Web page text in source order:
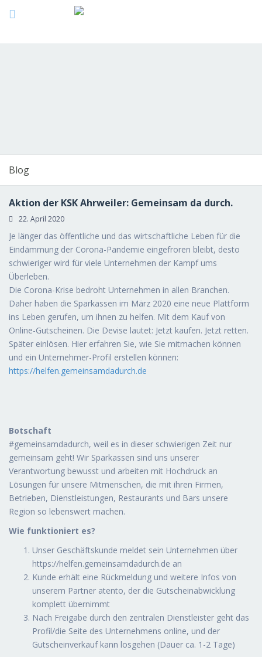
Blog
Aktion der KSK Ahrweiler: Gemeinsam da durch.
22. April 2020
Je länger das öffentliche und das wirtschaftliche Leben für die
Eindämmung der Corona-Pandemie eingefroren bleibt, desto
schwieriger wird für viele Unternehmen der Kampf ums
Überleben.
Die Corona-Krise bedroht Unternehmen in allen Branchen.
Daher haben die Sparkassen im März 2020 eine neue Plattform
ins Leben gerufen, um ihnen zu helfen. Mit dem Kauf von
Online-Gutscheinen. Die Devise lautet: Jetzt kaufen. Jetzt retten.
Später einlösen. Hier erfahren Sie, wie Sie mitmachen können
und ein Unternehmer-Profil erstellen können:
https://helfen.gemeinsamdadurch.de
Botschaft
#gemeinsamdadurch, weil es in dieser schwierigen Zeit nur
gemeinsam geht! Wir Sparkassen sind uns unserer
Verantwortung bewusst und arbeiten mit Hochdruck an
Lösungen für unsere Mitmenschen, die mit ihren Firmen,
Betrieben, Dienstleistungen, Restaurants und Bars unsere
Region so lebenswert machen.
Wie funktioniert es?
Unser Geschäftskunde meldet sein Unternehmen über
https://helfen.gemeinsamdadurch.de an
Kunde erhält eine Rückmeldung und weitere Infos von
unserem Partner atento, der die Gutscheinabwicklung
komplett übernimmt
Nach Freigabe durch den zentralen Dienstleister geht das
Profil/die Seite des Unternehmens online, und der
Gutscheinverkauf kann losgehen (Dauer ca. 1-2 Tage)